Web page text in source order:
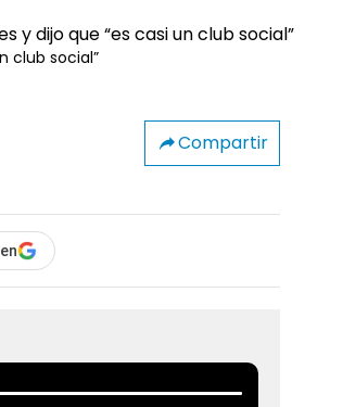
club social”
Compartir